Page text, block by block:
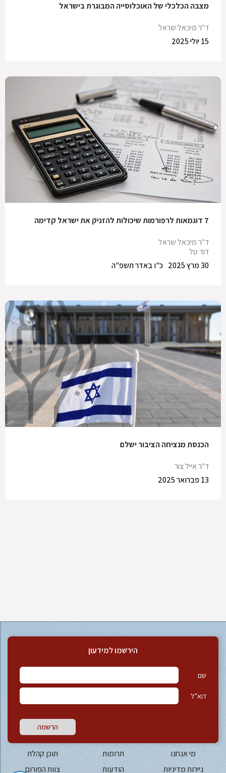
מצבה הכלכלי של האוכלוסייה המבוגרת בישראל
ד"ר מיכאל שראל
15 יולי 2025
7 דוגמאות לרפורמות שיכולות להזניק את ישראל קדימה
ד"ר מיכאל שראל
דוד טל
כ"ו באדר תשפ"ה
30 מרץ 2025
הכנסת מנציחה הציבור ישלם
ד"ר אייל צור
13 פברואר 2025
הירשמו למידעון
שם
דוא”ל
הרשמה
מי אנחנו תרומות
תוכן קהלת
ניירות מדיניות
הודעות צוות הפורום